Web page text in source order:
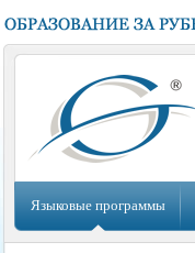
Языковые программы